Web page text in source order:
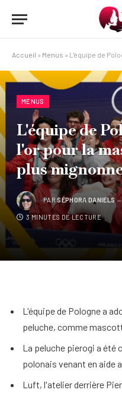
Accueil » Menus » L'équipe de Pologne
MENUS
L'équipe de
l'or pour la
plus
PAR SÉPHORA DANIELS
3 MINUTES DE LECTURE
L'équipe de Pologne a
peluche, comme
La peluche pierogi a été
polonais venant en aide
Luft, l'atelier derrière